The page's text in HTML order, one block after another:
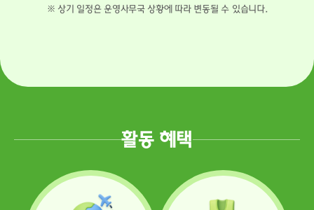
※ 상기 일정은 운영사무국 상황에 따라 변동될 수 있습니다.
활동 혜택